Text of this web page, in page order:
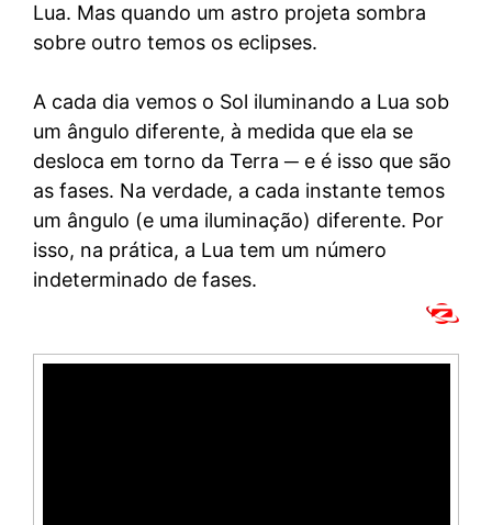
Lua. Mas quando um astro projeta sombra
sobre outro temos os eclipses.
A cada dia vemos o Sol iluminando a Lua sob
um ângulo diferente, à medida que ela se
desloca em torno da Terra ─ e é isso que são
as fases. Na verdade, a cada instante temos
um ângulo (e uma iluminação) diferente. Por
isso, na prática, a Lua tem um número
indeterminado de fases.